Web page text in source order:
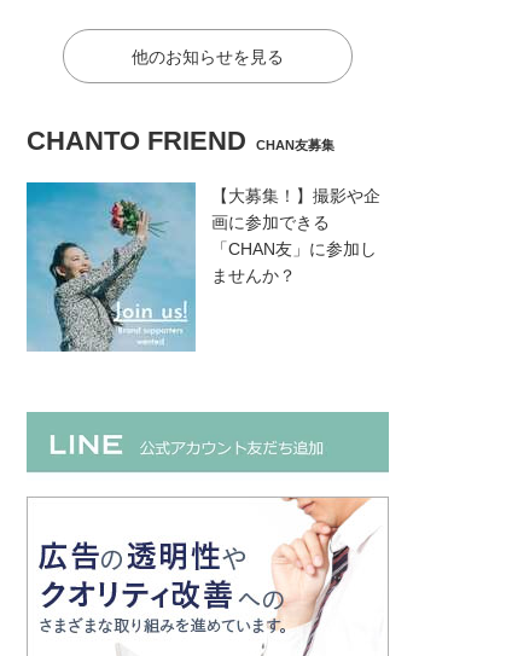
他のお知らせを見る
CHANTO FRIEND CHAN友募集
【大募集！】撮影や企
画に参加できる
「CHAN友」に参加し
ませんか？